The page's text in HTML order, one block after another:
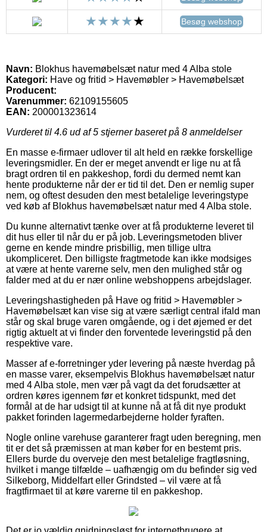
Besøg webshop
Navn: Blokhus havemøbelsæt natur med 4 Alba stole
Kategori: Have og fritid > Havemøbler > Havemøbelsæt
Producent:
Varenummer: 62109155605
EAN: 200001323614
Vurderet til 4.6 ud af 5 stjerner baseret på 8 anmeldelser
En masse e-firmaer udlover til alt held en række forskellige
leveringsmidler. En der er meget anvendt er lige nu at få
bragt ordren til en pakkeshop, fordi du dermed nemt kan
hente produkterne når der er tid til det. Den er nemlig super
nem, og oftest desuden den mest betalelige leveringstype
ved køb af Blokhus havemøbelsæt natur med 4 Alba stole.
Du kunne alternativt tænke over at få produkterne leveret til
dit hus eller til når du er på job. Leveringsmetoden bliver
gerne en kende mindre prisbillig, men tillige ultra
ukompliceret. Den billigste fragtmetode kan ikke modsiges
at være at hente varerne selv, men den mulighed står og
falder med at du er nær online webshoppens arbejdslager.
Leveringshastigheden på Have og fritid > Havemøbler >
Havemøbelsæt kan vise sig at være særligt central ifald man
står og skal bruge varen omgående, og i det øjemed er det
rigtig aktuelt at vi finder den forventede leveringstid på den
respektive vare.
Masser af e-forretninger yder levering på næste hverdag på
en masse varer, eksempelvis Blokhus havemøbelsæt natur
med 4 Alba stole, men vær på vagt da det forudsætter at
ordren køres igennem før et konkret tidspunkt, med det
formål at de har udsigt til at kunne nå at få dit nye produkt
pakket forinden lagermedarbejderne holder fyraften.
Nogle online varehuse garanterer fragt uden beregning, men
tit er det så præmissen at man køber for en bestemt pris.
Ellers burde du overveje den mest betalelige fragtløsning,
hvilket i mange tilfælde – uafhængig om du befinder sig ved
Silkeborg, Middelfart eller Grindsted – vil være at få
fragtfirmaet til at køre varerne til en pakkeshop.